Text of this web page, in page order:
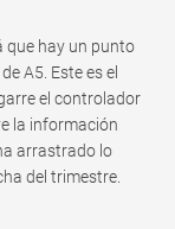
que hay un punto
A5. Este es el
el controlador
la información
arrastrado lo
del trimestre.